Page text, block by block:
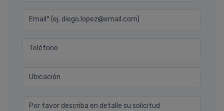
Email* (ej. diego.lopez@email.com)
Teléfono
Ubicación
Por favor describa en detalle su solicitud